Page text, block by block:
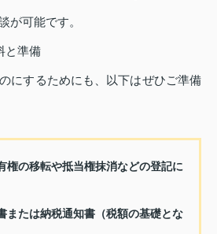
が可能です。
と準備
にするためにも、以下はぜひご準備
権の移転や抵当権抹消などの登記に
または納税通知書（税額の基礎とな